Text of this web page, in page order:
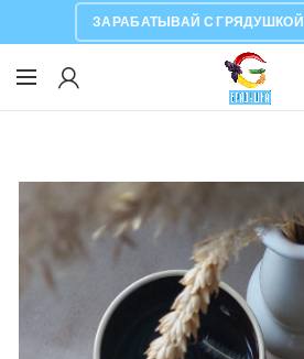
ЗАРАБАТЫВАЙ С ГРЯДУШКОЙ